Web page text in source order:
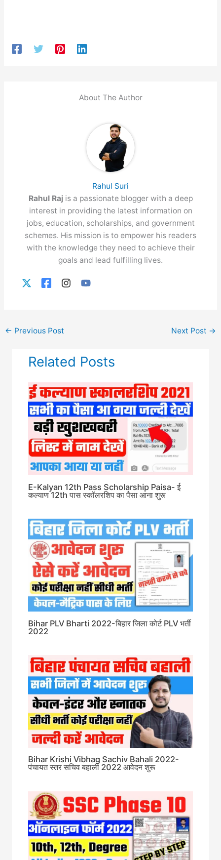
About The Author
Rahul Suri
Rahul Raj is a passionate blogger with a deep
interest in providing the latest information on
jobs, education, scholarships, and government
schemes. His mission is to empower his readers
with the knowledge they need to achieve their
goals and lead fulfilling lives.
← Previous Post Next Post →
Related Posts
E-Kalyan 12th Pass Scholarship Paisa- ई
कल्याण 12th पास स्कॉलरशिप का पैसा आना शुरू
Bihar PLV Bharti 2022-बिहार जिला कोर्ट PLV भर्ती
2022
Bihar Krishi Vibhag Sachiv Bahali 2022-
पंचायत स्तर सचिव बहाली 2022 आवेदन शुरू